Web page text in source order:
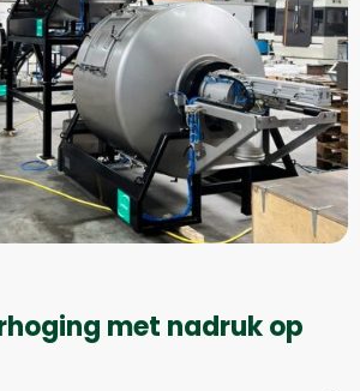
met nadruk op